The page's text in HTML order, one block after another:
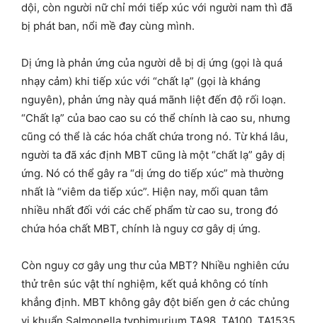
dội, còn người nữ chỉ mới tiếp xúc với người nam thì đã
bị phát ban, nổi mề đay cùng mình.
Dị ứng là phản ứng của người dễ bị dị ứng (gọi là quá
nhạy cảm) khi tiếp xúc với “chất lạ” (gọi là kháng
nguyên), phản ứng này quá mãnh liệt đến độ rối loạn.
“Chất lạ” của bao cao su có thể chính là cao su, nhưng
cũng có thể là các hóa chất chứa trong nó. Từ khá lâu,
người ta đã xác định MBT cũng là một “chất lạ” gây dị
ứng. Nó có thể gây ra “dị ứng do tiếp xúc” mà thường
nhất là “viêm da tiếp xúc”. Hiện nay, mối quan tâm
nhiều nhất đối với các chế phẩm từ cao su, trong đó
chứa hóa chất MBT, chính là nguy cơ gây dị ứng.
Còn nguy cơ gây ung thư của MBT? Nhiều nghiên cứu
thử trên súc vật thí nghiệm, kết quả không có tính
khẳng định. MBT không gây đột biến gen ở các chủng